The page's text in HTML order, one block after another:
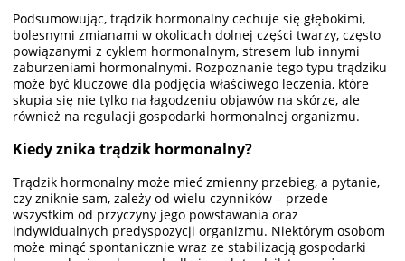
Podsumowując, trądzik hormonalny cechuje się głębokimi,
bolesnymi zmianami w okolicach dolnej części twarzy, często
powiązanymi z cyklem hormonalnym, stresem lub innymi
zaburzeniami hormonalnymi. Rozpoznanie tego typu trądziku
może być kluczowe dla podjęcia właściwego leczenia, które
skupia się nie tylko na łagodzeniu objawów na skórze, ale
również na regulacji gospodarki hormonalnej organizmu.
Kiedy znika trądzik hormonalny?
Trądzik hormonalny może mieć zmienny przebieg, a pytanie,
czy zniknie sam, zależy od wielu czynników – przede
wszystkim od przyczyny jego powstawania oraz
indywidualnych predyspozycji organizmu. Niektórym osobom
może minąć spontanicznie wraz ze stabilizacją gospodarki